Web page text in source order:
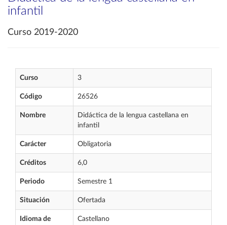
infantil
Curso 2019-2020
Curso 3
Código 26526
Nombre
Didáctica de la lengua castellana en
infantil
Carácter Obligatoria
Créditos 6,0
Periodo Semestre 1
Situación Ofertada
Idioma de
Castellano